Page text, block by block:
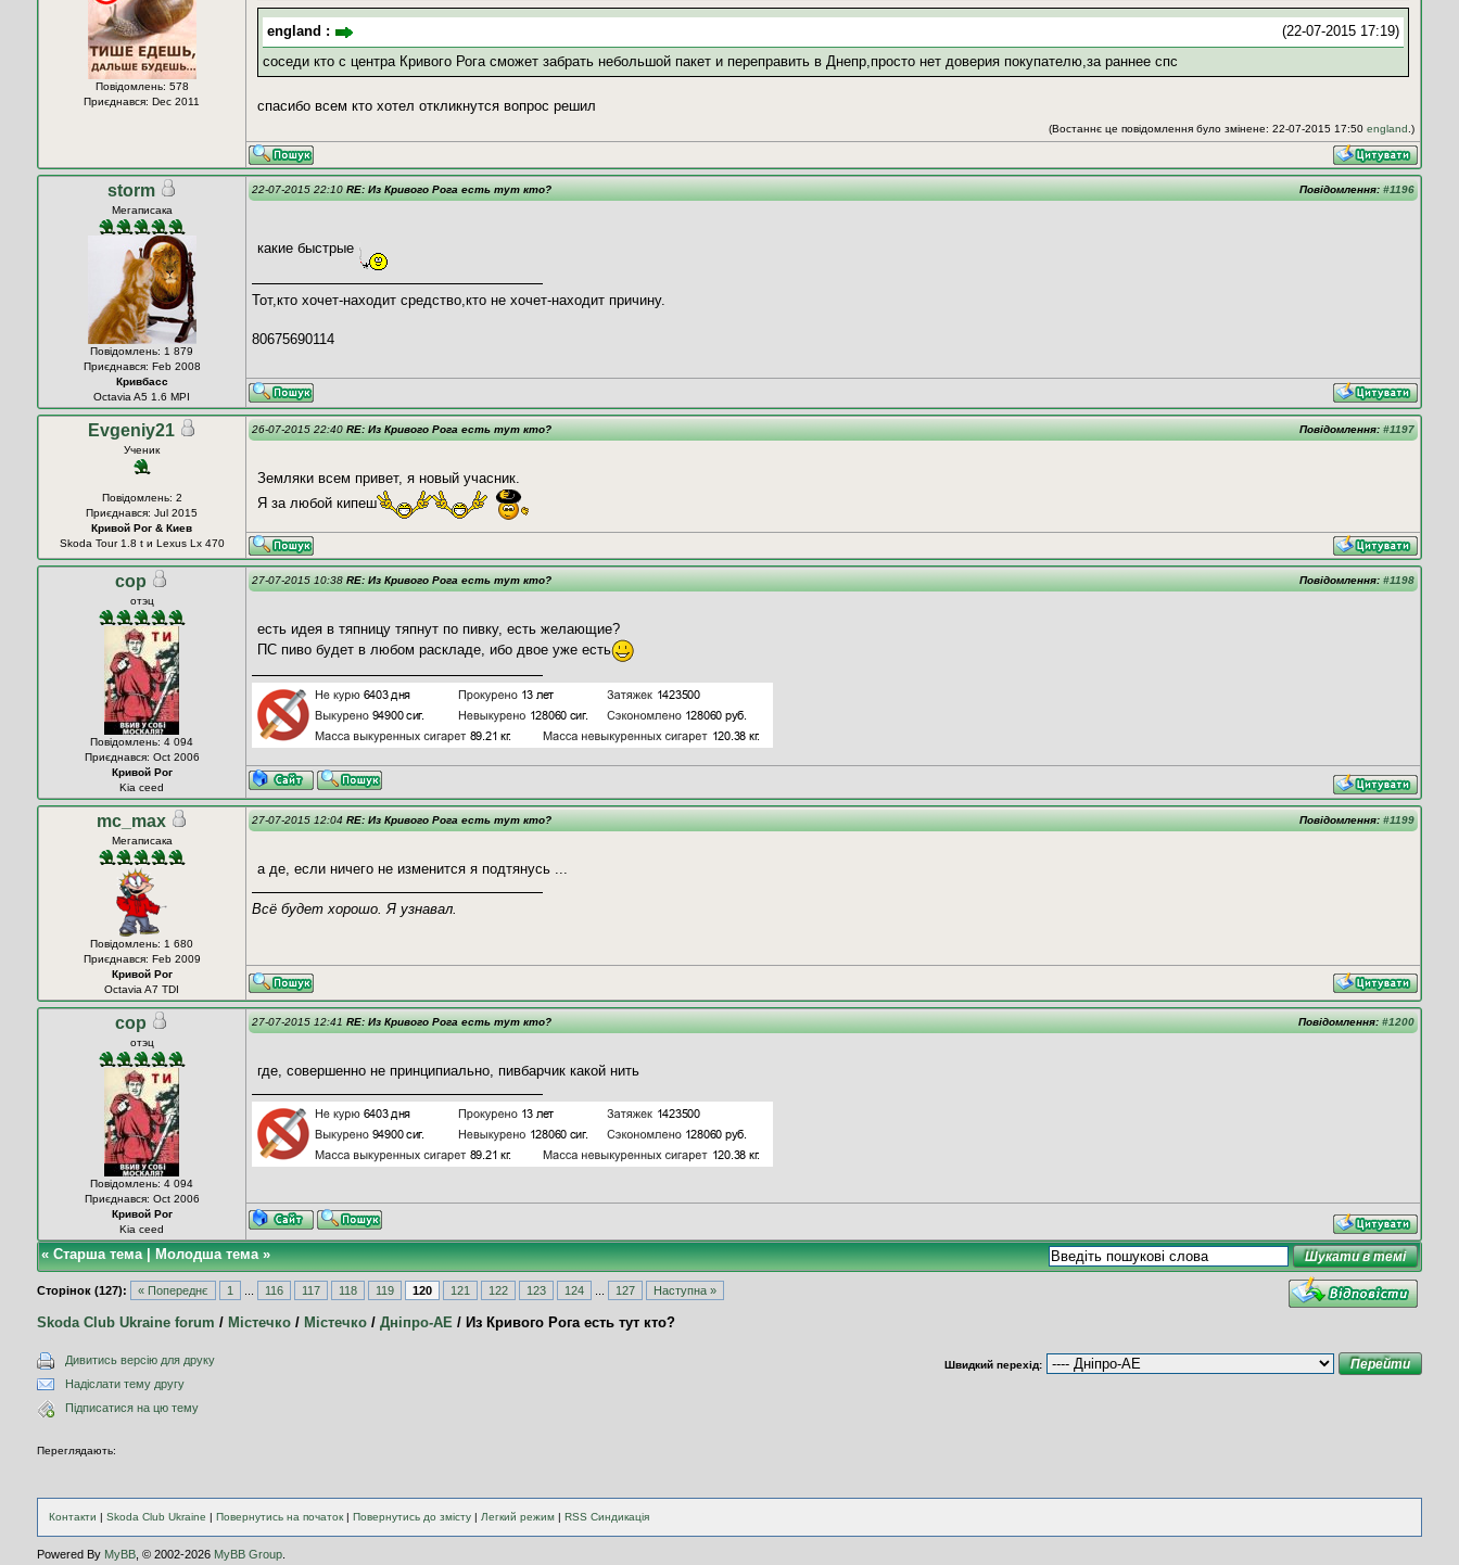
Повідомлень: 578
Приєднався: Dec 2011
(22-07-2015 17:19)
england :
соседи кто с центра Кривого Рога сможет забрать небольшой пакет и переправить в Днепр,просто нет доверия покупателю,за раннее спс
спасибо всем кто хотел откликнутся вопрос решил
(Востаннє це повідомлення було змінене: 22-07-2015 17:50 england .)
storm
Мегаписака
Повідомлень: 1 879
Приєднався: Feb 2008
Кривбасс
Octavia A5 1.6 MPI
Повідомлення: #1196
22-07-2015 22:10 RE: Из Кривого Рога есть тут кто?
какие быстрые
Тот,кто хочет-находит средство,кто не хочет-находит причину.
80675690114
Evgeniy21
Ученик
Повідомлень: 2
Приєднався: Jul 2015
Кривой Рог & Киев
Skoda Tour 1.8 t и Lexus Lx 470
Повідомлення: #1197
26-07-2015 22:40 RE: Из Кривого Рога есть тут кто?
Земляки всем привет, я новый учасник.
Я за любой кипеш
cop
отэц
Повідомлень: 4 094
Приєднався: Oct 2006
Кривой Рог
Kia ceed
Повідомлення: #1198
27-07-2015 10:38 RE: Из Кривого Рога есть тут кто?
есть идея в тяпницу тяпнут по пивку, есть желающие?
ПС пиво будет в любом раскладе, ибо двое уже есть
mc_max
Мегаписака
Повідомлень: 1 680
Приєднався: Feb 2009
Кривой Рог
Octavia A7 TDI
Повідомлення: #1199
27-07-2015 12:04 RE: Из Кривого Рога есть тут кто?
а де, если ничего не изменится я подтянусь ...
Всё будет хорошо. Я узнавал.
cop
отэц
Повідомлень: 4 094
Приєднався: Oct 2006
Кривой Рог
Kia ceed
Повідомлення: #1200
27-07-2015 12:41 RE: Из Кривого Рога есть тут кто?
где, совершенно не принципиально, пивбарчик какой нить
«Старша тема|Молодша тема»
Сторінок (127): « Попереднє 1 ... 116 117 118 119 120 121 122 123 124 ... 127 Наступна »
Skoda Club Ukraine forum / Містечко/ Містечко/ Дніпро-АЕ / Из Кривого Рога есть тут кто?
Дивитись версію для друку
Надіслати тему другу
Підписатися на цю тему
Швидкий перехід:
Переглядають:
Контакти Skoda Club Ukraine Повернутись на початок| Повернутись до змісту| Легкий режим| RSS Синдикація
Powered By MyBB, © 2002-2026 MyBB Group.